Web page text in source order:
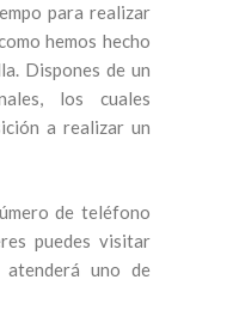
para realizar
hemos hecho
Dispones de un
los cuales
a realizar un
de teléfono
puedes visitar
uno de